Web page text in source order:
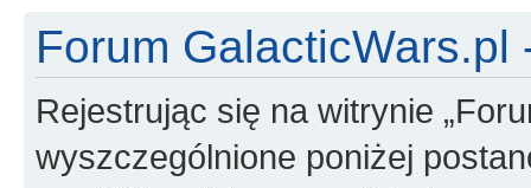
Forum GalacticWars.pl
Rejestrując się na witrynie
wyszczególnione poniżej